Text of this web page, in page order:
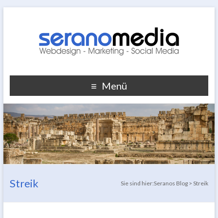
Menü
Streik Sie sind hier:Seranos Blog >Streik